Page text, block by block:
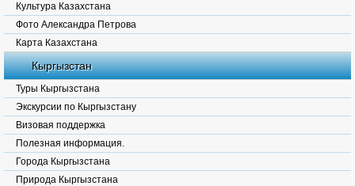
Культура Казахстана
Фото Александра Петрова
Карта Казахстана
Кыргызстан
Туры Кыргызстана
Экскурсии по Кыргызстану
Визовая поддержка
Полезная информация.
Города Кыргызстана
Природа Кыргызстана